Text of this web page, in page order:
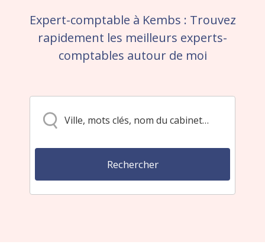
Expert-comptable à Kembs : Trouvez
rapidement les meilleurs experts-
comptables autour de moi